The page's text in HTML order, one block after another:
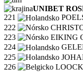
UNIBET
221
222
223
EIKING
224
225
226